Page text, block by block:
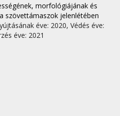
morfológiájának és
szövettámaszok jelenlétében
éve: 2020, Védés éve:
éve: 2021